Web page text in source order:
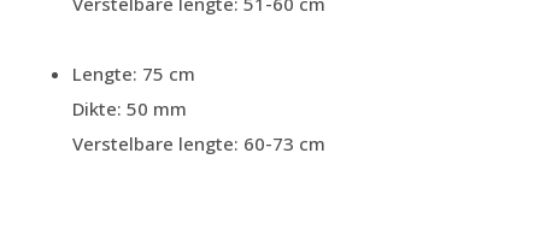
Lengte: 75 cm
Dikte: 50 mm
Verstelbare lengte: 60-73 cm